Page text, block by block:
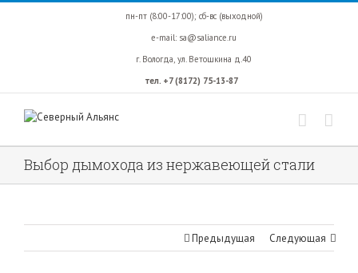
пн-пт (8:00-17:00); сб-вс (выходной)
e-mail: sa@saliance.ru
г. Вологда, ул. Ветошкина д.40
тел. +7 (8172) 75-13-87
Выбор дымохода из нержавеющей стали
Предыдущая Следующая